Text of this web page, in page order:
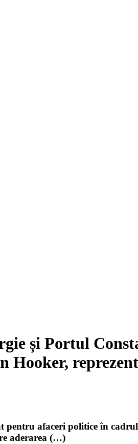
și Portul
Hooker,
afaceri politice în
aderarea (…)